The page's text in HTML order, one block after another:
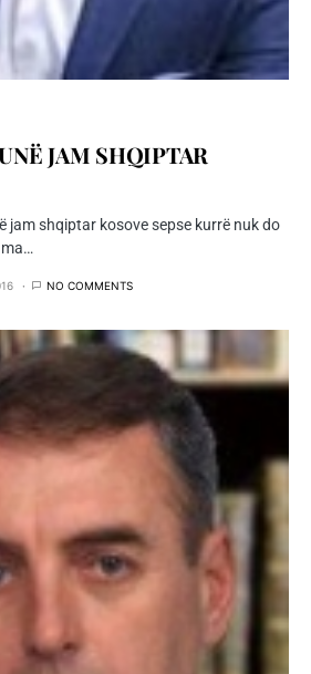
JAM SHQIPTAR
jam shqiptar kosove sepse kurrë nuk do
NO COMMENTS